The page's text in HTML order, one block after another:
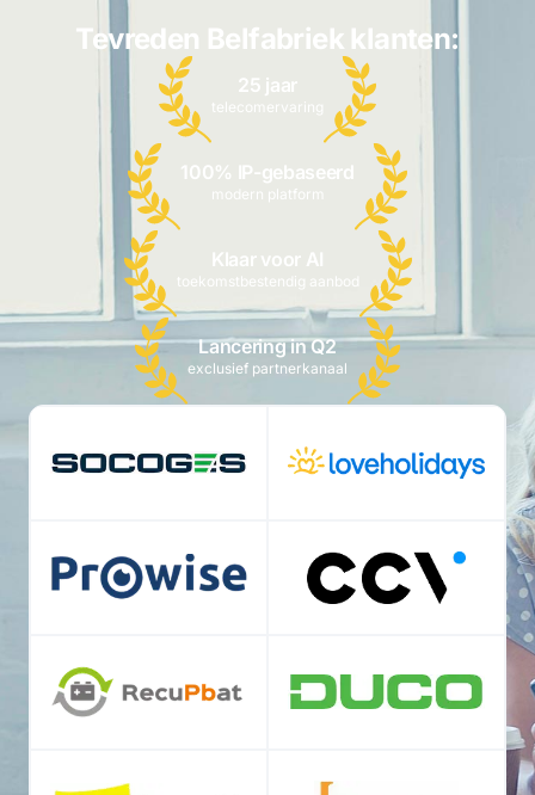
Tevreden Belfabriek klanten:
25 jaar
telecomervaring
100% IP-gebaseerd
modern platform
Klaar voor AI
toekomstbestendig aanbod
Lancering in Q2
exclusief partnerkanaal